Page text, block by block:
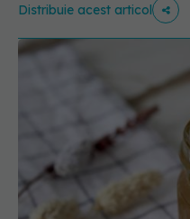
Distribuie acest articol